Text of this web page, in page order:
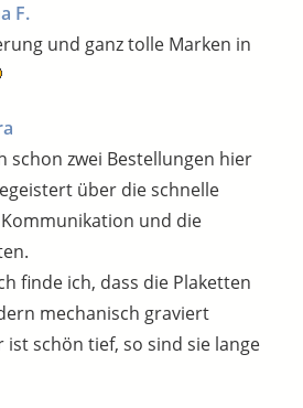
F.
und ganz tolle Marken in
schon zwei Bestellungen hier
über die schnelle
und die
finde ich, dass die Plaketten
mechanisch graviert
ist schön tief, so sind sie lange